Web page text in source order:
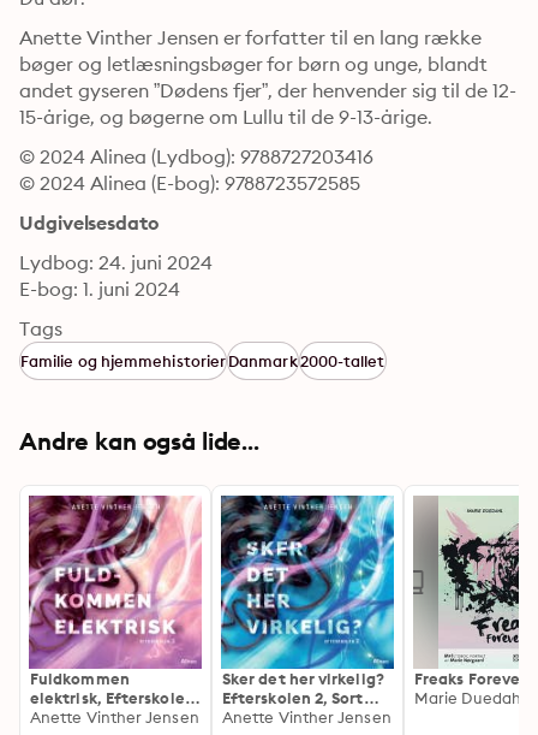
Anette Vinther Jensen er forfatter til en lang række
bøger og letlæsningsbøger for børn og unge, blandt
andet gyseren ”Dødens fjer”, der henvender sig til de 12-
15-årige, og bøgerne om Lullu til de 9-13-årige.
© 2024 Alinea (Lydbog): 9788727203416
© 2024 Alinea (E-bog): 9788723572585
Udgivelsesdato
Lydbog: 24. juni 2024
E-bog: 1. juni 2024
Tags
Familie og hjemmehistorierDanmark2000-tallet
Andre kan også lide...
Fuldkommen
elektrisk, Efterskolen
3, Sort Læseklub
Anette Vinther Jensen
Sker det her virkelig?
Efterskolen 2, Sort
Læseklub
Anette Vinther Jensen
Freaks Forever
Marie Duedahl